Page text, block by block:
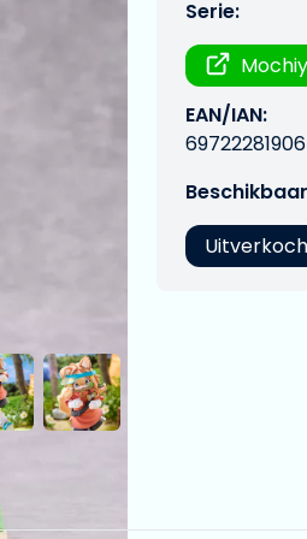
Serie:
EAN/IAN: